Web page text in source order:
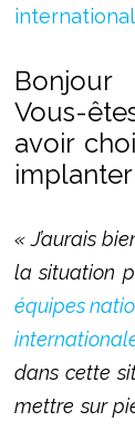
Bonjour
Vous-
avoir
« J’aurais
la situation
équipes
dans cette
mettre sur